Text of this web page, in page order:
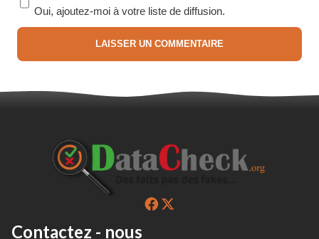
Oui, ajoutez-moi à votre liste de diffusion.
Contactez - nous